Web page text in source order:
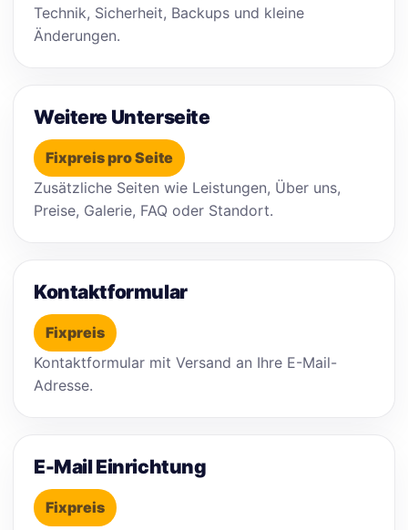
Technik, Sicherheit, Backups und kleine
Änderungen.
Weitere Unterseite
Fixpreis pro Seite
Zusätzliche Seiten wie Leistungen, Über uns,
Preise, Galerie, FAQ oder Standort.
Kontaktformular
Fixpreis
Kontaktformular mit Versand an Ihre E-Mail-
Adresse.
E-Mail Einrichtung
Fixpreis